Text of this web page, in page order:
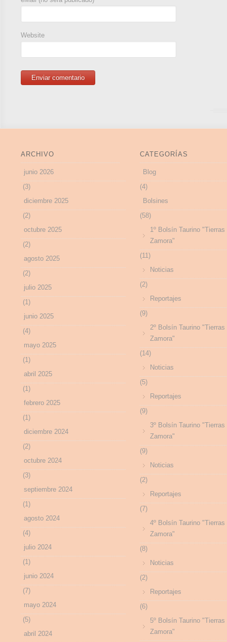
Website
ARCHIVO
junio 2026
(3)
diciembre 2025
(2)
octubre 2025
(2)
agosto 2025
(2)
julio 2025
(1)
junio 2025
(4)
mayo 2025
(1)
abril 2025
(1)
febrero 2025
(1)
diciembre 2024
(2)
octubre 2024
(3)
septiembre 2024
(1)
agosto 2024
(4)
julio 2024
(1)
junio 2024
(7)
mayo 2024
(5)
abril 2024
CATEGORÍAS
Blog
(4)
Bolsines
(58)
1º Bolsín Taurino "Tierras
Zamora"
(11)
Noticias
(2)
Reportajes
(9)
2º Bolsín Taurino "Tierras
Zamora"
(14)
Noticias
(5)
Reportajes
(9)
3º Bolsín Taurino "Tierras
Zamora"
(9)
Noticias
(2)
Reportajes
(7)
4º Bolsín Taurino "Tierras
Zamora"
(8)
Noticias
(2)
Reportajes
(6)
5º Bolsín Taurino "Tierras
Zamora"